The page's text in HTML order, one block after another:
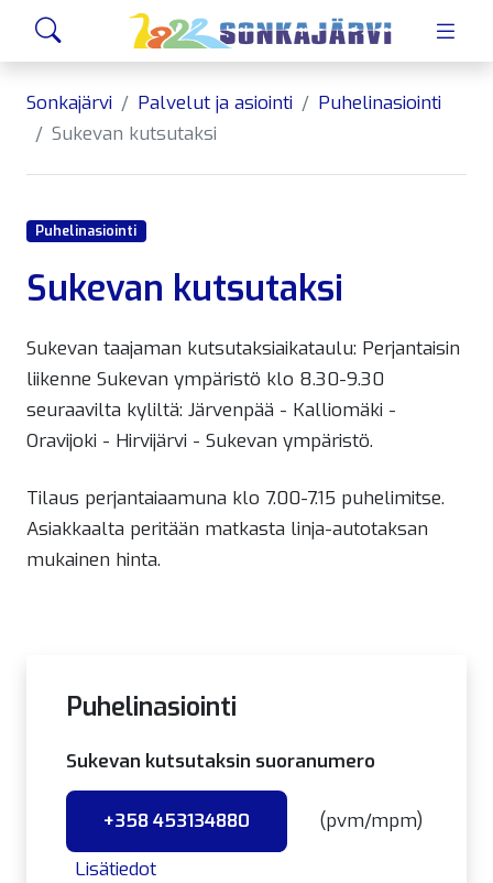
Siirry sivusisältöön
Sonkajärvi Palvelut ja asiointi
Puhelinasiointi
Sukevan kutsutaksi
Puhelinasiointi
Sukevan kutsutaksi
Sukevan taajaman kutsutaksiaikataulu: Perjantaisin
liikenne Sukevan ympäristö klo 8.30-9.30
seuraavilta kyliltä: Järvenpää - Kalliomäki -
Oravijoki - Hirvijärvi - Sukevan ympäristö.
Tilaus perjantaiaamuna klo 7.00-7.15 puhelimitse.
Asiakkaalta peritään matkasta linja-autotaksan
mukainen hinta.
Puhelinasiointi
Sukevan kutsutaksin suoranumero
+358 453134880
(pvm/mpm)
Lisätiedot